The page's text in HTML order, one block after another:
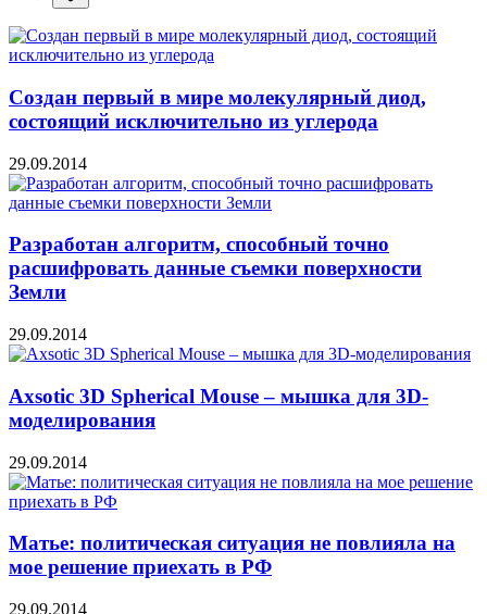
Создан первый в мире молекулярный диод,
состоящий исключительно из углерода
29.09.2014
Разработан алгоритм, способный точно
расшифровать данные съемки поверхности
Земли
29.09.2014
Axsotic 3D Spherical Mouse – мышка для 3D-
моделирования
29.09.2014
Матье: политическая ситуация не повлияла на
мое решение приехать в РФ
29.09.2014